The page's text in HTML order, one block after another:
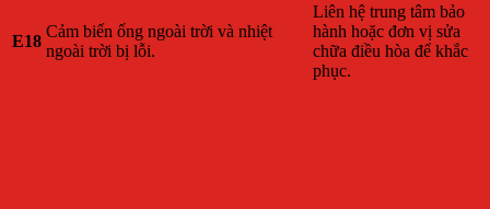
E18
Cảm biến ống ngoài trời và nhiệt
ngoài trời bị lỗi.
Liên hệ trung tâm bảo
hành hoặc đơn vị sửa
chữa điều hòa để khắc
phục.